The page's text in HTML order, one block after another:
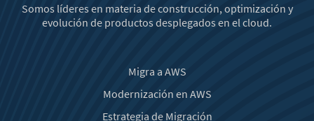
Somos líderes en materia de construcción, optimización y
evolución de productos desplegados en el cloud.
Migra a AWS
Modernización en AWS
Estrategia de Migración